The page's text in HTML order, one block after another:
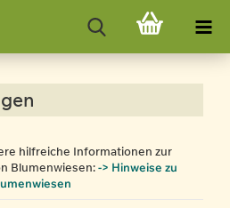
hilfreiche Informationen zur
Blumenwiesen:-> Hinweise zu